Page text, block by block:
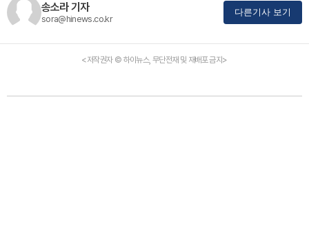
송소라 기자
sora@hinews.co.kr
다른기사 보기
<저작권자 © 하이뉴스, 무단전재 및 재배포 금지>